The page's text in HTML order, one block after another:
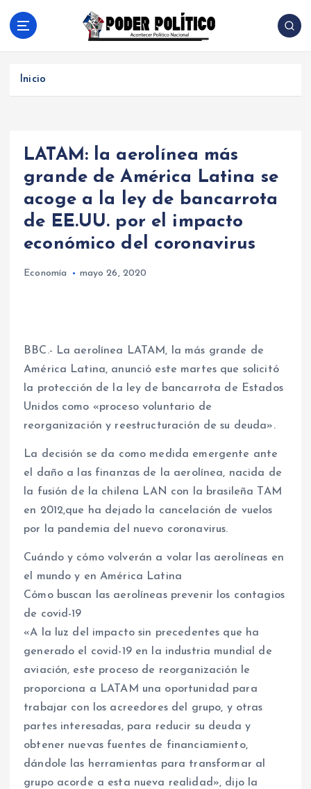
Acontecer Politico Nacional
Inicio
LATAM: la aerolínea más
grande de América Latina se
acoge a la ley de bancarrota
de EE.UU. por el impacto
económico del coronavirus
Economía mayo 26, 2020
BBC.- La aerolínea LATAM, la más grande de
América Latina, anunció este martes que solicitó
la protección de la ley de bancarrota de Estados
Unidos como «proceso voluntario de
reorganización y reestructuración de su deuda».
La decisión se da como medida emergente ante
el daño a las finanzas de la aerolínea, nacida de
la fusión de la chilena LAN con la brasileña TAM
en 2012,que ha dejado la cancelación de vuelos
por la pandemia del nuevo coronavirus.
Cuándo y cómo volverán a volar las aerolíneas en
el mundo y en América Latina
Cómo buscan las aerolíneas prevenir los contagios
de covid-19
«A la luz del impacto sin precedentes que ha
generado el covid-19 en la industria mundial de
aviación, este proceso de reorganización le
proporciona a LATAM una oportunidad para
trabajar con los acreedores del grupo, y otras
partes interesadas, para reducir su deuda y
obtener nuevas fuentes de financiamiento,
dándole las herramientas para transformar al
grupo acorde a esta nueva realidad», dijo la